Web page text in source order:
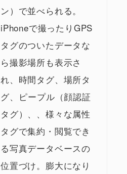
ン）で並べられる。
iPhoneで撮ったりGPS
タグのついたデータな
ら撮影場所も表示さ
れ、時間タグ、場所タ
グ、ピープル（顔認証
タグ）、、様々な属性
タグで集約・閲覧でき
る写真データベースの
位置づけ。膨大になり